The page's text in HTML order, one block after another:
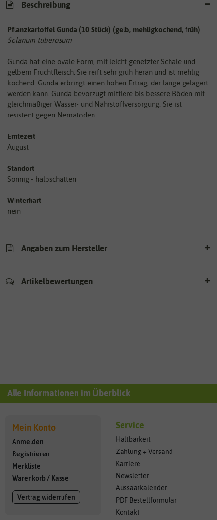
Beschreibung
Pflanzkartoffel Gunda (10 Stück) (gelb, mehligkochend, früh)
Solanum tuberosum
Gunda hat eine ovale Form, mit leicht genetzter Schale und
gelbem Fruchtfleisch. Sie reift sehr grüh heran und ist mehlig
kochend. Gunda erbringt einen hohen Ertrag, der lange gelagert
werden kann. Gunda bevorzugt mittlere bis bessere Böden mit
gleichmäßiger Wasser- und Nährstoffversorgung. Sie ist
resistent gegen Nematoden.
Erntezeit
August
Standort
Sonnig - halbschatten
Winterhart
nein
Angaben zum Hersteller
Artikelbewertungen
Alle Informationen im Überblick
Mein Konto
Anmelden
Registrieren
Merkliste
Warenkorb / Kasse
Vertrag widerrufen
Service
Haltbarkeit
Zahlung + Versand
Karriere
Newsletter
Aussaatkalender
PDF Bestellformular
Kontakt